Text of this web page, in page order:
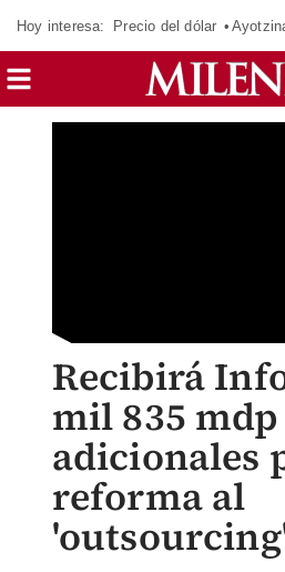
Hoy interesa: Precio del dólar
Recibirá
mil 835 mdp
adicionales
reforma al